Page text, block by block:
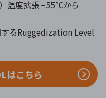
温度拡張 −55℃から
るRuggedization Level
はこちら